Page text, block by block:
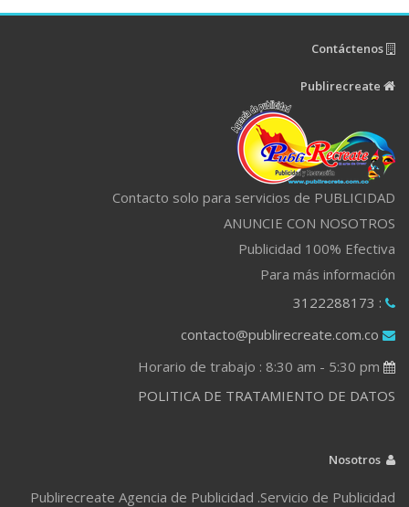
Contacto solo para servicios de PUBLICIDAD
ANUNCIE CON NOSOTROS
Publicidad 100% Efectiva
Para más información
: 3122288173
contacto@publirecreate.com.co
POLITICA DE TRATAMIENTO DE DATOS
Publirecreate Agencia de Publicidad .Servicio de Publicidad